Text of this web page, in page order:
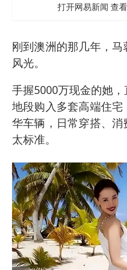
打开网易新闻 查
刚到澳洲的那几年，
风光。
手握5000万现金的她
地段购入多套高端住
华车辆，日常穿搭、
太标准。